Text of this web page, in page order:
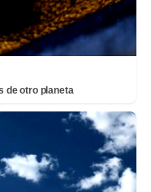
de otro planeta